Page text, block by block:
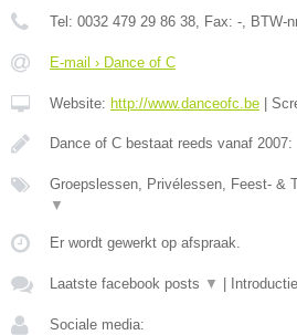
Tel: 0032 479 29 86 38 , Fax: - , BTW-
E-mail › Dance of C
Website: http://www.danceofc.be |
Dance of C bestaat reeds vanaf 2007:
Groepslessen, Privélessen, Feest- &
▼
Er wordt gewerkt op afspraak.
Laatste facebook posts ▼ |
Sociale media: